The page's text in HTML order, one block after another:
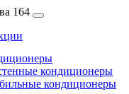
164
кондиционеры
кондиционеры